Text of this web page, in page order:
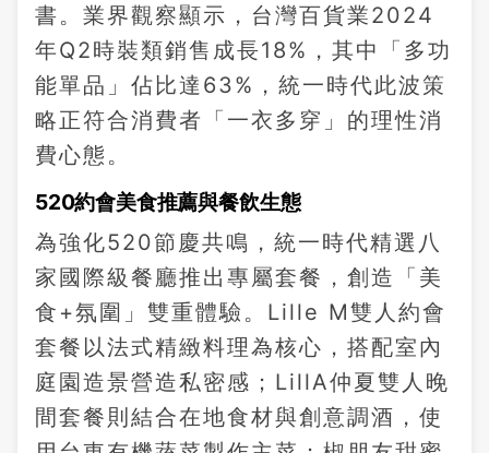
書。業界觀察顯示，台灣百貨業2024
年Q2時裝類銷售成長18%，其中「多功
能單品」佔比達63%，統一時代此波策
略正符合消費者「一衣多穿」的理性消
費心態。
520約會美食推薦與餐飲生態
為強化520節慶共鳴，統一時代精選八
家國際級餐廳推出專屬套餐，創造「美
食+氛圍」雙重體驗。Lille M雙人約會
套餐以法式精緻料理為核心，搭配室內
庭園造景營造私密感；LillA仲夏雙人晚
間套餐則結合在地食材與創意調酒，使